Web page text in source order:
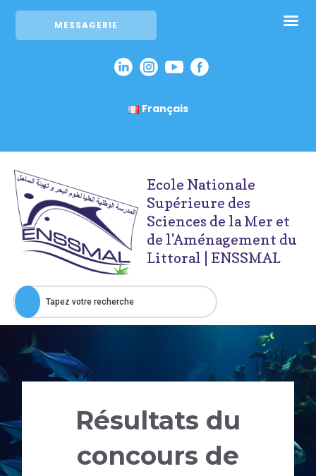
MESSAGERIE
Français
Ecole Nationale
Supérieure des
Sciences de la Mer et
de l'Aménagement du
Littoral | ENSSMAL
Résultats du
concours de